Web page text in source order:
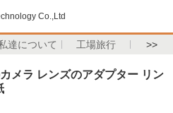
Co.,Ltd
達について 工場旅行 >>
メラ レンズのアダプター リン